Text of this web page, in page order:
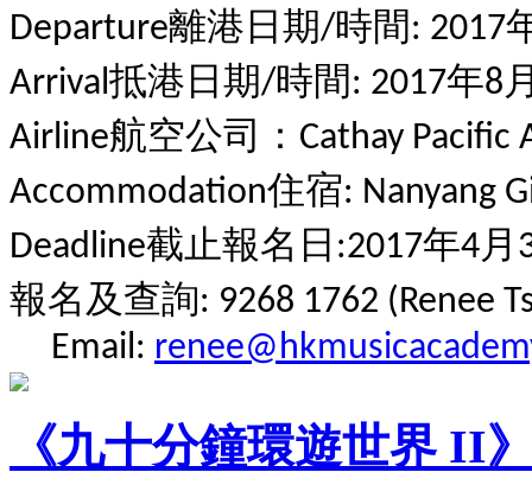
Departure離港日期/時間: 2017
Arrival抵港日期/時間: 2017年8
Airline航空公司： Cathay Pacific
Accommodation住宿: Nanyang
Deadline截止報名日 :2017年4月
報名及查詢: 9268 1762 (Renee
Email:
《九十分鐘環遊世界 II